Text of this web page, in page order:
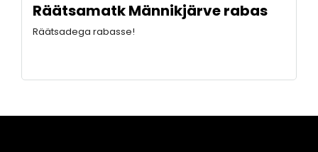
Räätsamatk Männikjärve rabas
Räätsadega rabasse!